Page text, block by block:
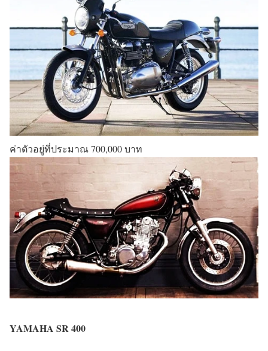
ค่าตัวอยู่ที่ประมาณ 700,000 บาท
YAMAHA SR 400